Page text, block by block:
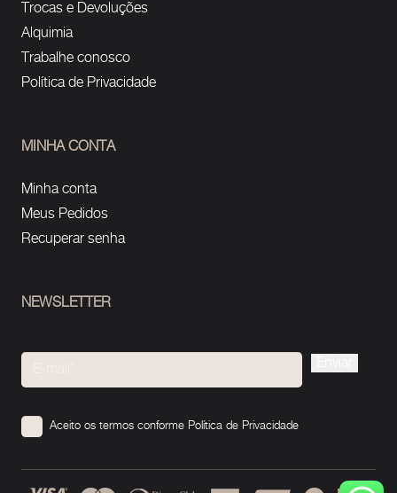
Trocas e Devoluções
Alquimia
Trabalhe conosco
Política de Privacidade
MINHA CONTA
Minha conta
Meus Pedidos
Recuperar senha
NEWSLETTER
Aceito os termos conforme Política de Privacidade